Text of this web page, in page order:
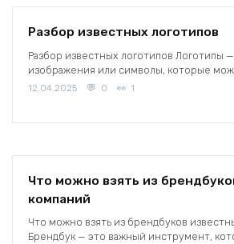
Разбор известных логотипов
Разбор известных логотипов Логотипы
изображения или символы, которые
12.04.2025 0 1
Что можно взять из
компаний
Что можно взять из брендбуков
Брендбук — это важный инструмент,